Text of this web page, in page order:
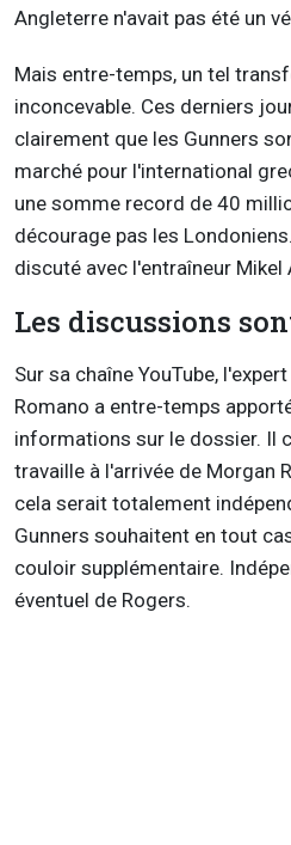
Angleterre n'avait pas été un
Mais entre-temps, un tel
inconcevable. Ces derniers
clairement que les Gunners
marché pour l'international
une somme record de 40
décourage pas les
discuté avec l'entraîneur Mikel
Les discussions
Sur sa chaîne YouTube,
Romano a entre-temps
informations sur le dossier. Il
travaille à l'arrivée de Morgan
cela serait totalement
Gunners souhaitent en tout
couloir supplémentaire.
éventuel de Rogers.